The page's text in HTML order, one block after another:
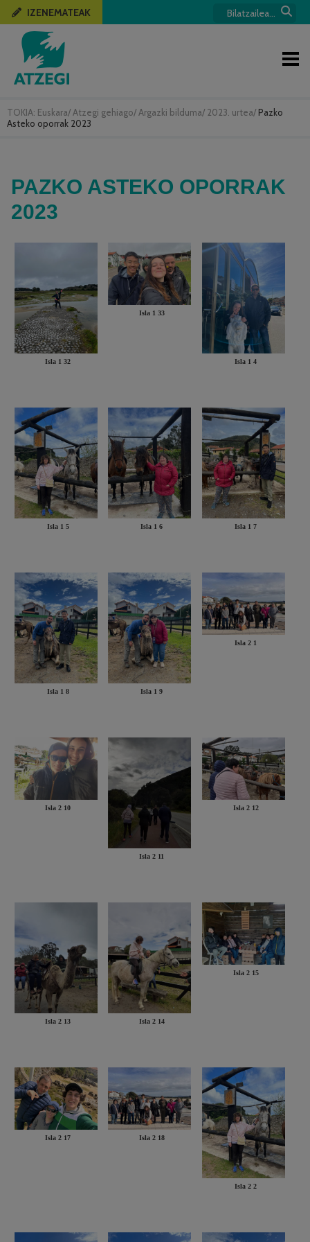
TOKIA: Euskara/ Atzegi gehiago/ Argazki bilduma/ 2023. urtea/ Pazko
Asteko oporrak 2023
IZENEMATEAK
PAZKO ASTEKO OPORRAK
2023
Isla 1 32
Isla 1 33
Isla 1 4
Isla 1 5 Isla 1 6 Isla 1 7
Isla 1 8 Isla 1 9
Isla 2 1
Isla 2 10
Isla 2 11
Isla 2 12
Isla 2 13 Isla 2 14
Isla 2 15
Isla 2 17 Isla 2 18
Isla 2 2